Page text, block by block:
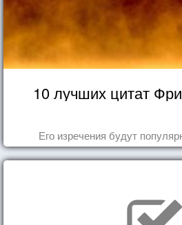
10 лучших цитат
Его изречения будут